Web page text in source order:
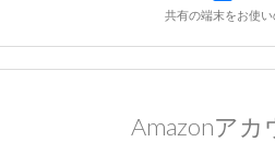
共有の端末をお使
Amazonア